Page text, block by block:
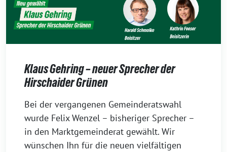
Klaus Gehring – neuer Sprecher der
Hirschaider Grünen
19.
Mai
2026
Bei der vergangenen Gemeinderatswahl
wurde Felix Wenzel – bisheriger Sprecher –
in den Marktgemeinderat gewählt. Wir
wünschen Ihn für die neuen vielfältigen